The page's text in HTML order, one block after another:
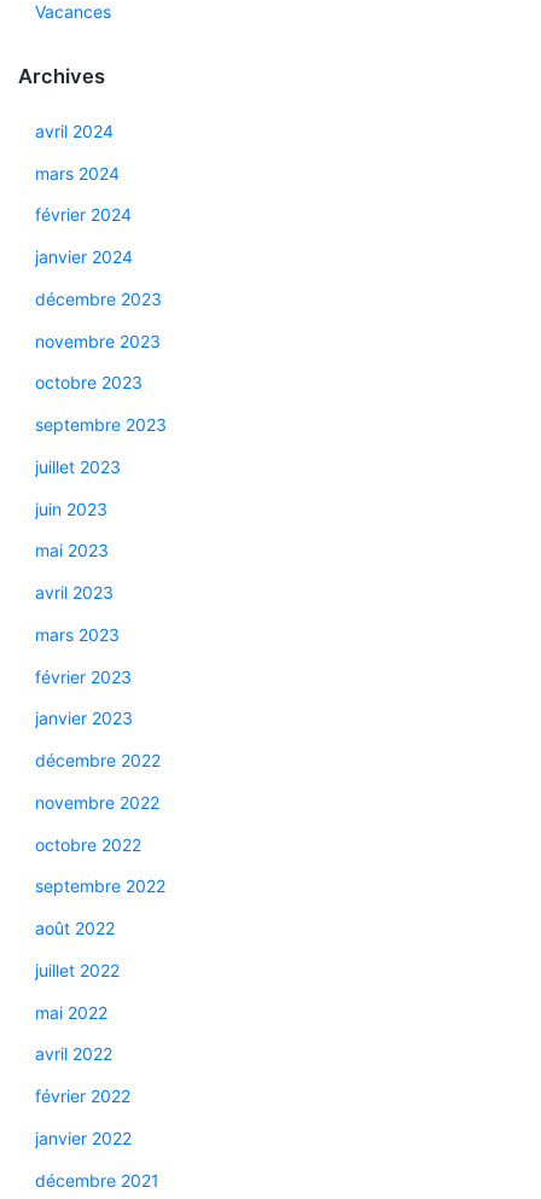
Vacances
Archives
avril 2024
mars 2024
février 2024
janvier 2024
décembre 2023
novembre 2023
octobre 2023
septembre 2023
juillet 2023
juin 2023
mai 2023
avril 2023
mars 2023
février 2023
janvier 2023
décembre 2022
novembre 2022
octobre 2022
septembre 2022
août 2022
juillet 2022
mai 2022
avril 2022
février 2022
janvier 2022
décembre 2021